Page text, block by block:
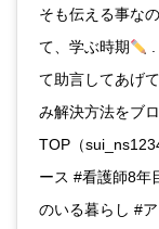
そも伝える事な
て、学ぶ時期
て助言してあげ
み解決方法をブ
TOP（
ース #看護師8年
のいる暮らし #